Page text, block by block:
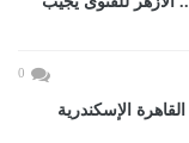
0
الإسكندرية